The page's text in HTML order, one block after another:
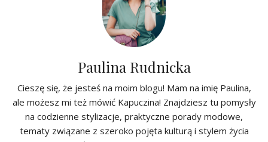
Paulina Rudnicka
Cieszę się, że jesteś na moim blogu! Mam na imię Paulina,
ale możesz mi też mówić Kapuczina! Znajdziesz tu pomysły
na codzienne stylizacje, praktyczne porady modowe,
tematy związane z szeroko pojęta kulturą i stylem życia